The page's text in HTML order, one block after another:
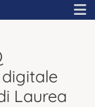
Laurea